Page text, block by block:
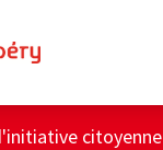
citoyenne